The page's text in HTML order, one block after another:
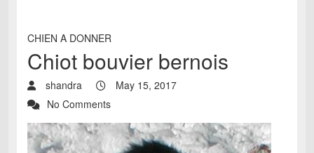
CHIEN A DONNER
Chiot bouvier bernois
shandra
May 15, 2017
No Comments